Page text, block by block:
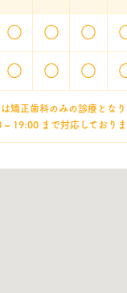
○ ○ ○
○ ○ ○
矯正歯科のみの診療となり
19:00 まで対応しておりま